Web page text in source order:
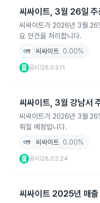
씨싸이트, 3월 26일
씨싸이트가 2026년 3월 26
요 안건을 처리합니다.
씨싸이트 0.00%
공시 26.03.11
씨싸이트, 3월 강남서
씨싸이트가 2026년 3월 26
뤄질 예정입니다.
씨싸이트 0.00%
공시 26.02.24
씨싸이트 2025년 매출